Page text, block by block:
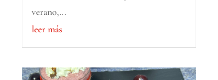
verano,...
leer más